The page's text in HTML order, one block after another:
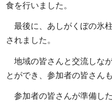
食を行いました。
最後に、あしがくぼの氷
されました。
地域の皆さんと交流しな
とができ、参加者の皆さん
参加者の皆さんが準備し